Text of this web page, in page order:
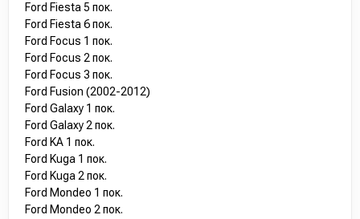
Ford Fiesta 5 пок.
Ford Fiesta 6 пок.
Ford Focus 1 пок.
Ford Focus 2 пок.
Ford Focus 3 пок.
Ford Fusion (2002-2012)
Ford Galaxy 1 пок.
Ford Galaxy 2 пок.
Ford KA 1 пок.
Ford Kuga 1 пок.
Ford Kuga 2 пок.
Ford Mondeo 1 пок.
Ford Mondeo 2 пок.